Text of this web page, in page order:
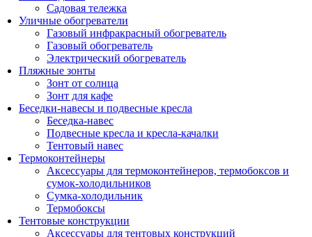
Садовая тележка
Уличные обогреватели
Газовый инфракрасный обогреватель
Газовый обогреватель
Электрический обогреватель
Пляжные зонты
Зонт от солнца
Зонт для кафе
Беседки-навесы и подвесные кресла
Беседка-навес
Подвесные кресла и кресла-качалки
Тентовый навес
Термоконтейнеры
Аксессуары для термоконтейнеров, термобоксов и
сумок-холодильников
Сумка-холодильник
Термобоксы
Тентовые конструкции
Аксессуары для тентовых конструкций